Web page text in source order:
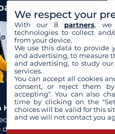
Horeau
et vainqueur de
du Figaro
We respect your
With our 8 partners, we
technologies to collect
from your device.
We use this data to provide
and advertising, to measure
and advertising, to study
services.
You can accept all cookies
consent, or reject them
accepting". You can also
time by clicking on the
choices will be valid for this
and we will not contact you